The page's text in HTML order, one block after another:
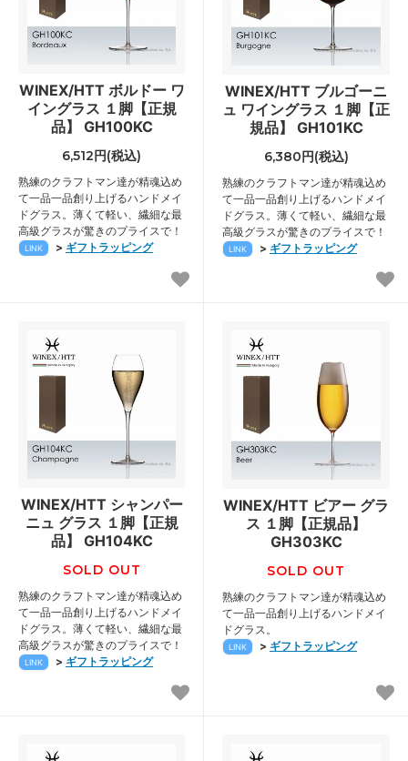
WINEX/HTT ボルドー ワ
イングラス １脚【正規
品】 GH100KC
6,512円(税込)
熟練のクラフトマン達が精魂込め
て一品一品創り上げるハンドメイ
ドグラス。薄くて軽い、繊細な最
高級グラスが驚きのプライスで！
LINK > ギフトラッピング
WINEX/HTT ブルゴーニ
ュ ワイングラス １脚【正
規品】 GH101KC
6,380円(税込)
熟練のクラフトマン達が精魂込め
て一品一品創り上げるハンドメイ
ドグラス。薄くて軽い、繊細な最
高級グラスが驚きのプライスで！
LINK > ギフトラッピング
WINEX/HTT シャンパー
ニュ グラス １脚【正規
品】 GH104KC
SOLD OUT
熟練のクラフトマン達が精魂込め
て一品一品創り上げるハンドメイ
ドグラス。薄くて軽い、繊細な最
高級グラスが驚きのプライスで！
LINK > ギフトラッピング
WINEX/HTT ビアー グラ
ス １脚【正規品】
GH303KC
SOLD OUT
熟練のクラフトマン達が精魂込め
て一品一品創り上げるハンドメイ
ドグラス。
LINK > ギフトラッピング